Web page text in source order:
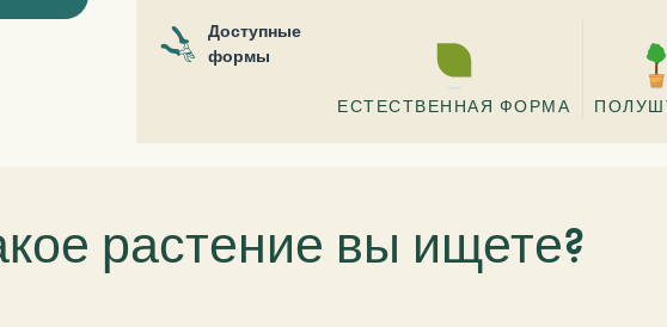
Доступные
формы
ЕСТЕСТВЕННАЯ ФОРМА
растение вы ищете?